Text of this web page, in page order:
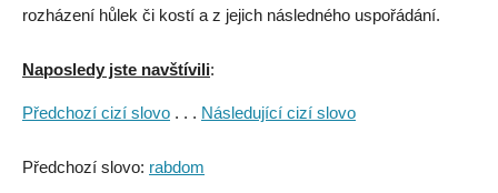
rozházení hůlek či kostí a z jejich následného uspořádání.
Naposledy jste navštívili:
Předchozí cizí slovo . . . Následující cizí slovo
Předchozí slovo: rabdom